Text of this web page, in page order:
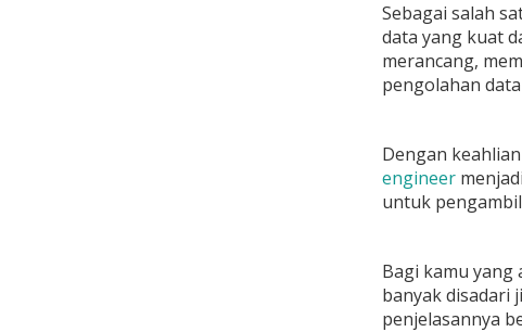
Sebagai salah
data yang kuat
merancang,
pengolahan
Dengan
engineer
untuk
Bagi kamu yang
banyak disadari
penjelasannya